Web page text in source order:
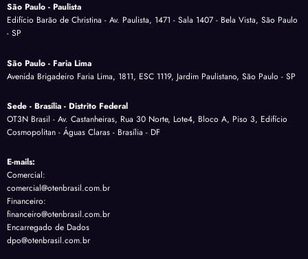
São Paulo - Paulista
Edifício Barão de Christina - Av. Paulista, 1471 - Sala 1407 - Bela Vista, São Paulo
- SP
São Paulo - Faria Lima
Avenida Brigadeiro Faria Lima, 1811, ESC 1119, Jardim Paulistano, São Paulo - SP
Sede - Brasília - Distrito Federal
OT3N Brasil - Av. Castanheiras, Rua 30 Norte, Lote4, Bloco A, Piso 3, Edifício
Cosmopolitan - Águas Claras - Brasília - DF
E-mails:
Comercial:
comercial@otenbrasil.com.br
Financeiro:
financeiro@otenbrasil.com.br
Encarregado de Dados
dpo@otenbrasil.com.br